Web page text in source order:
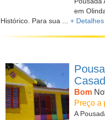
em
Histórico. Para sua ... + Detalhes
Bom
Preço a
A